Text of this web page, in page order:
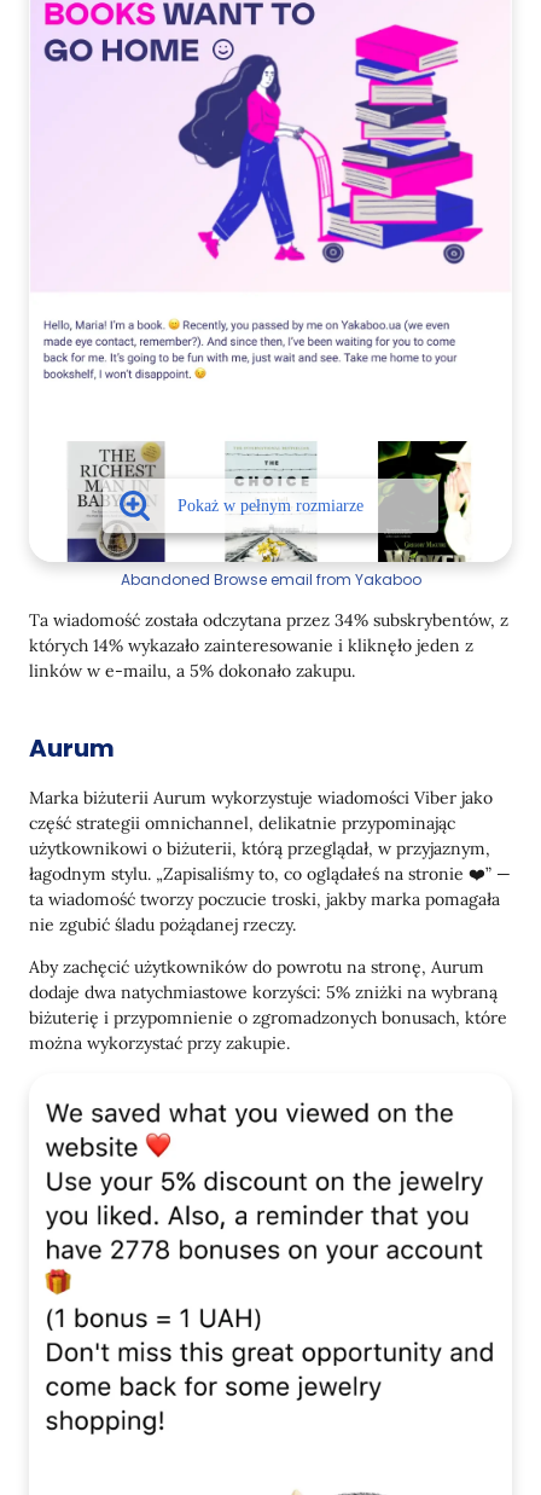
Abandoned Browse email from Yakaboo
Ta wiadomość została odczytana przez 34% subskrybentów, z
których 14% wykazało zainteresowanie i kliknęło jeden z
linków w e-mailu, a 5% dokonało zakupu.
Aurum
Marka biżuterii Aurum wykorzystuje wiadomości Viber jako
część strategii omnichannel, delikatnie przypominając
użytkownikowi o biżuterii, którą przeglądał, w przyjaznym,
łagodnym stylu. „Zapisaliśmy to, co oglądałeś na stronie ❤️” —
ta wiadomość tworzy poczucie troski, jakby marka pomagała
nie zgubić śladu pożądanej rzeczy.
Aby zachęcić użytkowników do powrotu na stronę, Aurum
dodaje dwa natychmiastowe korzyści: 5% zniżki na wybraną
biżuterię i przypomnienie o zgromadzonych bonusach, które
można wykorzystać przy zakupie.